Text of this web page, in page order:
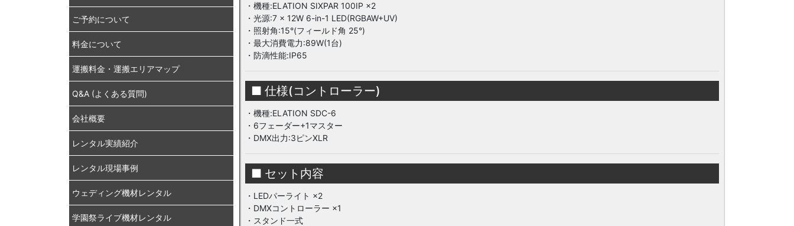
・機種:ELATION SIXPAR 100IP ×2
・光源:7 × 12W 6-in-1 LED(RGBAW+UV)
・照射角:15°(フィールド角 25°)
・最大消費電力:89W(1台)
・防滴性能:IP65
■ 仕様(コントローラー)
・機種:ELATION SDC-6
・6フェーダー+1マスター
・DMX出力:3ピンXLR
■ セット内容
・LEDパーライト ×2
・DMXコントローラー ×1
・スタンド一式
ご予約について
料金について
運搬料金・運搬エリアマップ
Q&A (よくある質問)
会社概要
レンタル実績紹介
レンタル現場事例
ウェディング機材レンタル
学園祭ライブ機材レンタル